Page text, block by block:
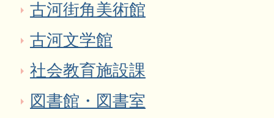
古河街角美術館
古河文学館
社会教育施設課
図書館・図書室